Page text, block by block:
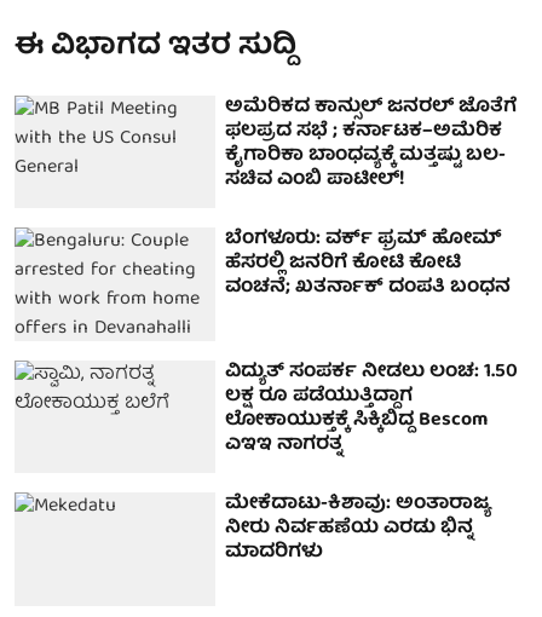
ಈ ವಿಭಾಗದ ಇತರ ಸುದ್ದಿ
ಅಮೆರಿಕದ ಕಾನ್ಸುಲ್ ಜನರಲ್ ಜೊತೆಗೆ
ಫಲಪ್ರದ ಸಭೆ ; ಕರ್ನಾಟಕ–ಅಮೆರಿಕ
ಕೈಗಾರಿಕಾ ಬಾಂಧವ್ಯಕ್ಕೆ ಮತ್ತಷ್ಟು ಬಲ-
ಸಚಿವ ಎಂಬಿ ಪಾಟೀಲ್!
ಬೆಂಗಳೂರು: ವರ್ಕ್ ಫ್ರಮ್ ಹೋಮ್
ಹೆಸರಲ್ಲಿ ಜನರಿಗೆ ಕೋಟಿ ಕೋಟಿ
ವಂಚನೆ; ಖತರ್ನಾಕ್ ದಂಪತಿ ಬಂಧನ
ವಿದ್ಯುತ್ ಸಂಪರ್ಕ ನೀಡಲು ಲಂಚ: 1.50
ಲಕ್ಷ ರೂ ಪಡೆಯುತ್ತಿದ್ದಾಗ
ಲೋಕಾಯುಕ್ತಕ್ಕೆ ಸಿಕ್ಕಿಬಿದ್ದ Bescom
ಎಇಇ ನಾಗರತ್ನ
ಮೇಕೆದಾಟು-ಕಿಶಾವು: ಅಂತಾರಾಜ್ಯ
ನೀರು ನಿರ್ವಹಣೆಯ ಎರಡು ಭಿನ್ನ
ಮಾದರಿಗಳು